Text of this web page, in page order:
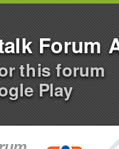
Forum
this forum
Play